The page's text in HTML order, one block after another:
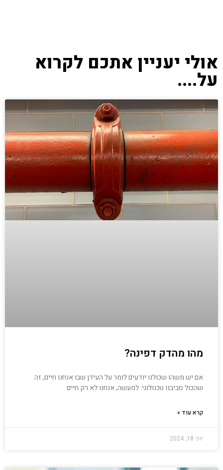
אולי יעניין אתכם לקרוא
על....
מהו מהדק דפינה?
אם יש משהו שכולנו יודעים לומר על העידן שבו אנחנו חיים, זה
שהכול סביבנו טכנולוגי. למעשה, אנחנו לא רק חיים
קרא עוד »
יוני 18, 2024